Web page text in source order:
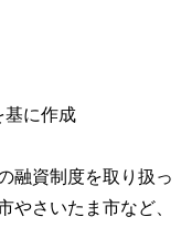
基に作成
融資制度を取り扱っ
やさいたま市など、